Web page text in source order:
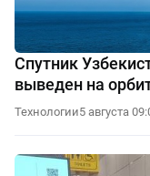
Спутник
выведен на
Технологии5 августа